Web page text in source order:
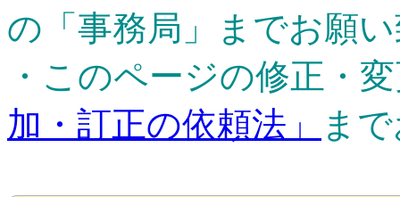
の「事務局」までお願
・このページの修正・
加・訂正の依頼法」
ま